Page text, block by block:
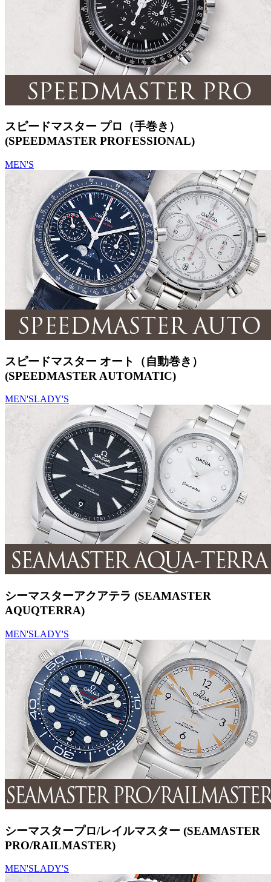
スピードマスター プロ（手巻き）
(SPEEDMASTER PROFESSIONAL)
MEN'S
スピードマスター オート（自動巻き）
(SPEEDMASTER AUTOMATIC)
MEN'SLADY'S
シーマスターアクアテラ (SEAMASTER
AQUQTERRA)
MEN'SLADY'S
シーマスタープロ/レイルマスター (SEAMASTER
PRO/RAILMASTER)
MEN'SLADY'S